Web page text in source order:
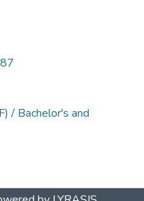
/ Bachelor's and